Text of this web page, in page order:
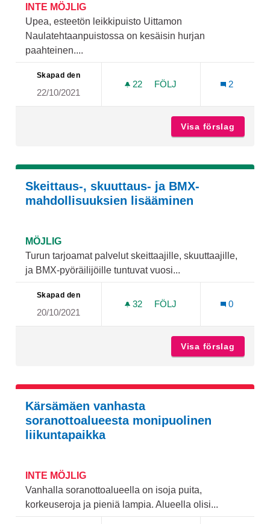
INTE MÖJLIG
Upea, esteetön leikkipuisto Uittamon
Naulatehtaanpuistossa on kesäisin hurjan
paahteinen....
Skapad den
22/10/2021
22 22 FÖLJARE
FÖLJ
2
Visa förslag
Skeittaus-, skuuttaus- ja BMX-
mahdollisuuksien lisääminen
MÖJLIG
Turun tarjoamat palvelut skeittaajille, skuuttaajille,
ja BMX-pyöräilijöille tuntuvat vuosi...
Skapad den
20/10/2021
32 32 FÖLJARE
FÖLJ
0
Visa förslag
Kärsämäen vanhasta
soranottoalueesta monipuolinen
liikuntapaikka
INTE MÖJLIG
Vanhalla soranottoalueella on isoja puita,
korkeuseroja ja pieniä lampia. Alueella olisi...